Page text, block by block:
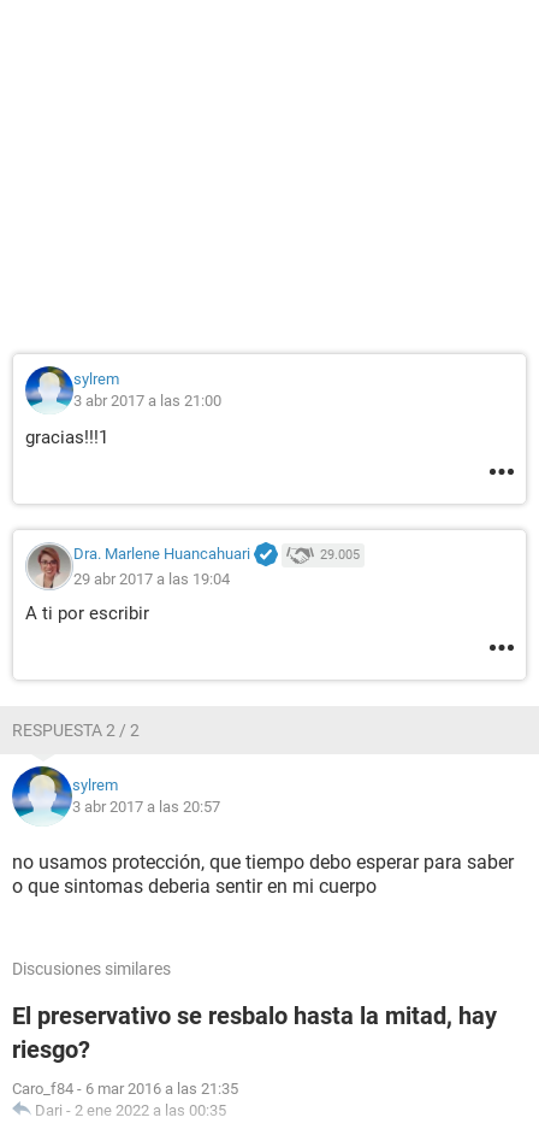
sylrem
3 abr 2017 a las 21:00
gracias!!!1
Dra. Marlene Huancahuari 29.005
29 abr 2017 a las 19:04
A ti por escribir
RESPUESTA 2 / 2
sylrem
3 abr 2017 a las 20:57
no usamos protección, que tiempo debo esperar para saber
o que sintomas deberia sentir en mi cuerpo
Discusiones similares
El preservativo se resbalo hasta la mitad, hay
riesgo?
Caro_f84 - 6 mar 2016 a las 21:35
Dari - 2 ene 2022 a las 00:35